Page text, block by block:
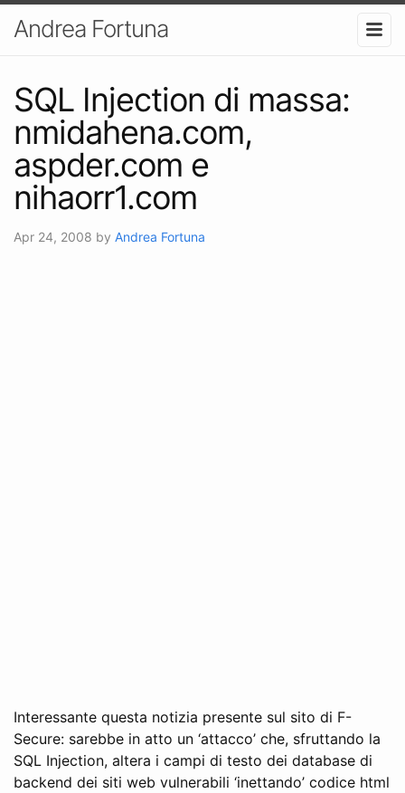
Andrea Fortuna
SQL Injection di massa:
nmidahena.com,
aspder.com e
nihaorr1.com
Apr 24, 2008 by Andrea Fortuna
Interessante questa notizia presente sul sito di F-
Secure: sarebbe in atto un ‘attacco’ che, sfruttando la
SQL Injection, altera i campi di testo dei database di
backend dei siti web vulnerabili ‘inettando’ codice html